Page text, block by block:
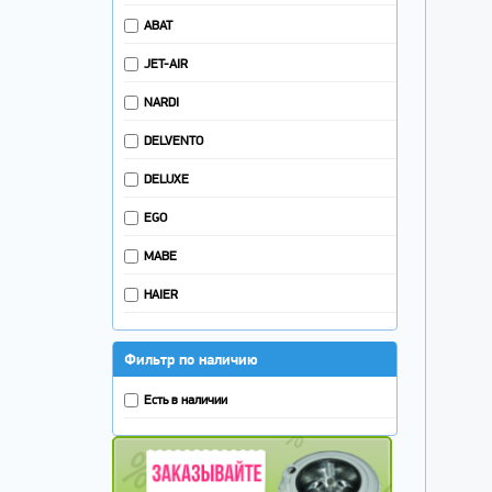
ABAT
JET-AIR
NARDI
DELVENTO
DELUXE
EGO
MABE
HAIER
Фильтр по наличию
Есть в наличии